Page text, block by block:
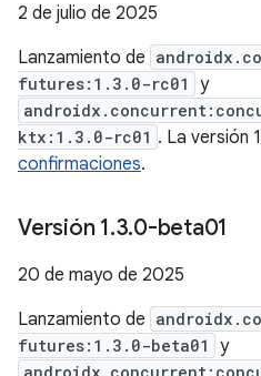
2 de julio de 2025
Lanzamiento de
futures:1.3.0-rc01
y
ktx:1.3.0-rc01 . La versión
confirmaciones.
Versión 1.3.0-beta01
20 de mayo de 2025
Lanzamiento de
futures:1.3.0-beta01
y